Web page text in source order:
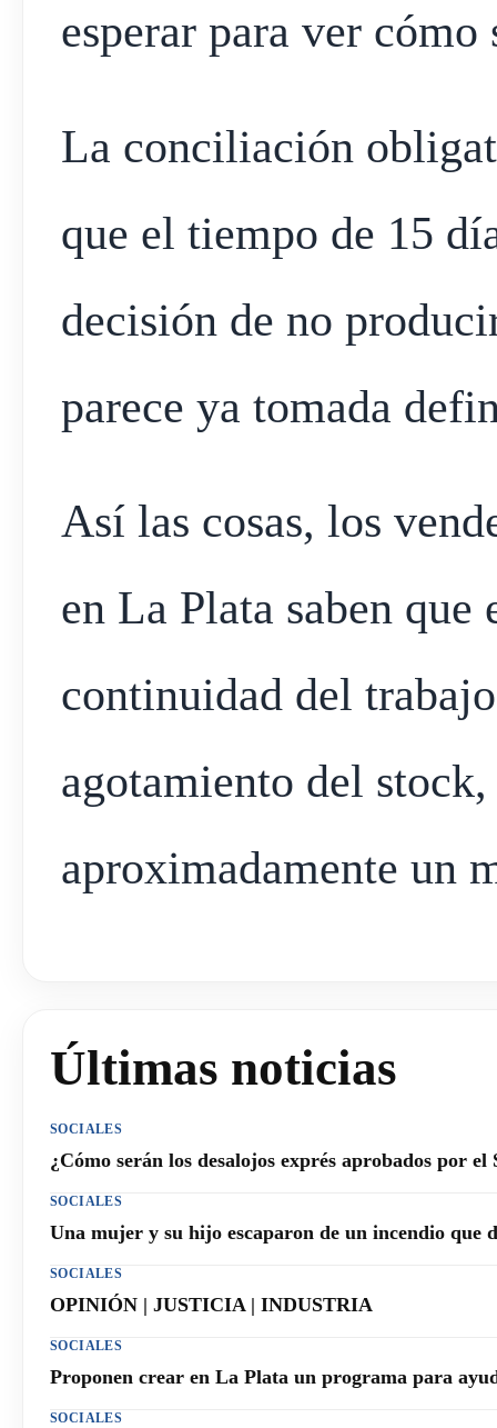
esperar para ver
La conciliación
que el tiempo de 15
decisión de no
parece ya tomada
Así las cosas, los
en La Plata saben
continuidad del
agotamiento del
aproximadamente un
Últimas noticias
SOCIALES
¿Cómo serán los desalojos exprés aprobados por el
SOCIALES
Una mujer y su hijo escaparon de un incendio que
SOCIALES
OPINIÓN | JUSTICIA | INDUSTRIA
SOCIALES
Proponen crear en La Plata un programa para
SOCIALES